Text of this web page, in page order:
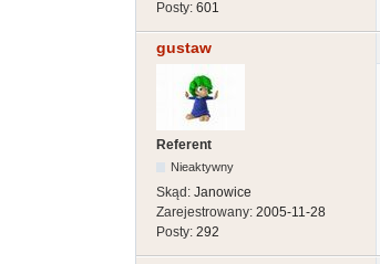
Posty: 601
gustaw
Referent
Nieaktywny
Skąd: Janowice
Zarejestrowany: 2005-11-28
Posty: 292